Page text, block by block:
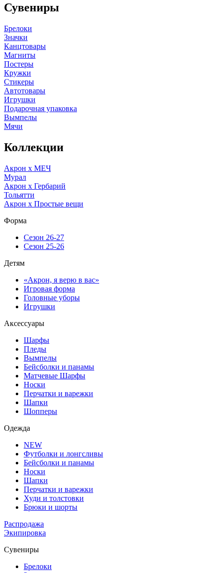
Сувениры
Брелоки
Значки
Канцтовары
Магниты
Постеры
Кружки
Стикеры
Автотовары
Игрушки
Подарочная упаковка
Вымпелы
Мячи
Коллекции
Акрон x МЕЧ
Мурал
Акрон x Гербарий
Тольятти
Акрон x Простые вещи
Форма
Сезон 26-27
Сезон 25-26
Детям
«Акрон, я верю в вас»
Игровая форма
Головные уборы
Игрушки
Аксессуары
Шарфы
Пледы
Вымпелы
Бейсболки и панамы
Матчевые Шарфы
Носки
Перчатки и варежки
Шапки
Шопперы
Одежда
NEW
Футболки и лонгсливы
Бейсболки и панамы
Носки
Шапки
Перчатки и варежки
Худи и толстовки
Брюки и шорты
Распродажа
Экипировка
Сувениры
Брелоки